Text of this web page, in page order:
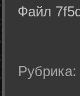
Файл
Рубрика: